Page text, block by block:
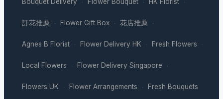
· · ·
訂花推薦 · Flower Gift Box · 花店推薦 ·
Agnes B Florist · Flower Delivery HK · Fresh Flowers ·
Local Flowers · Flower Delivery Singapore ·
Flowers UK · Flower Arrangements · Fresh Bouquets